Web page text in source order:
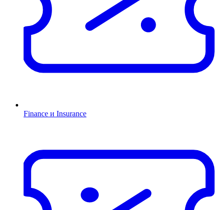
Finance и Insurance